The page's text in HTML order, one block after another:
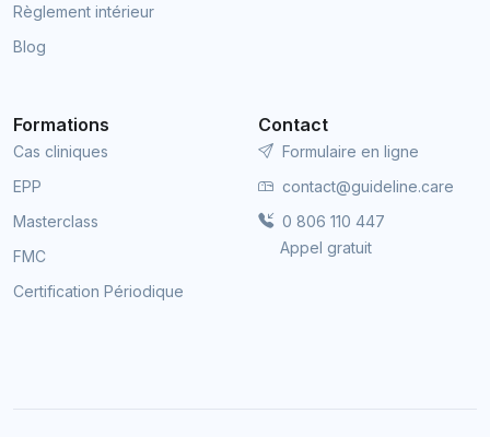
Règlement intérieur
Blog
Formations
Cas cliniques
EPP
Masterclass
FMC
Certification Périodique
Contact
Formulaire en ligne
contact@guideline.care
0 806 110 447
Appel gratuit